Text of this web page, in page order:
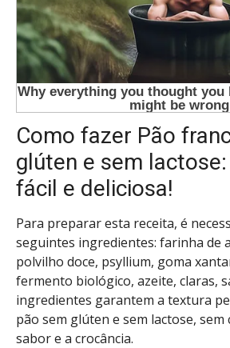
Como fazer Pão
glúten e sem
fácil e deliciosa!
Para preparar esta receita, é
seguintes ingredientes: farinha de
polvilho doce, psyllium, goma
fermento biológico, azeite, claras,
ingredientes garantem a textura
pão sem glúten e sem lactose,
sabor e a crocância.